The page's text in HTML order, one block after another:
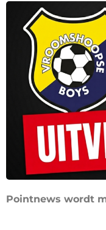
Pointnews wordt